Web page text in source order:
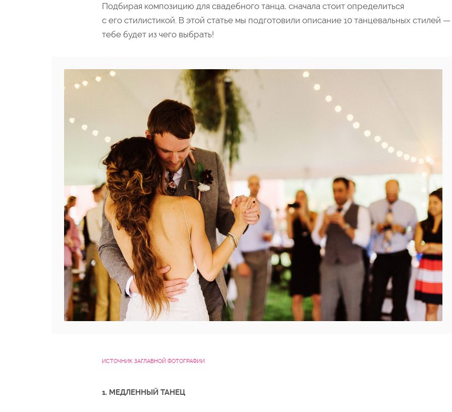
Подбирая композицию для свадебного танца, сначала стоит определиться
с его стилистикой. В этой статье мы подготовили описание 10 танцевальных стилей —
тебе будет из чего выбрать!
ИСТОЧНИК ЗАГЛАВНОЙ ФОТОГРАФИИ
1. МЕДЛЕННЫЙ ТАНЕЦ